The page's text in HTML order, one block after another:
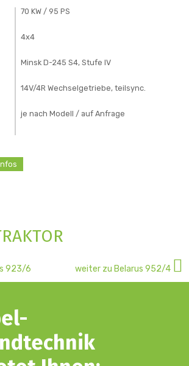
70 KW / 95 PS
4x4
Minsk D-245 S4, Stufe IV
14V/4R Wechselgetriebe, teilsync.
je nach Modell / auf Anfrage
923/6 weiter zu Belarus 952/4